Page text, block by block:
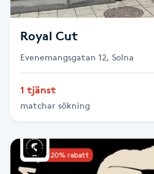
Megavolymfransar
Melasma
MicroPen
Microshading
Royal Cut
Evenemangsgatan 12, Solna
1 tjänst
matchar sökning
Upp till 20% rabatt